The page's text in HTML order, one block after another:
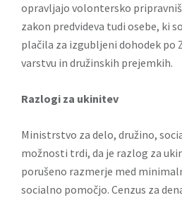
opravljajo volontersko
zakon predvideva tudi osebe, ki
plačila za izgubljeni dohodek po
varstvu in družinskih prejemkih.
Razlogi za ukinitev
Ministrstvo za delo, družino,
možnosti trdi, da je razlog za
porušeno razmerje med
socialno pomočjo. Cenzus za